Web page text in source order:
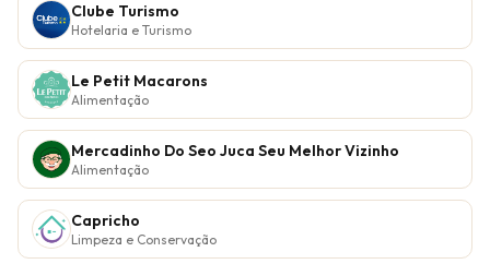
Clube Turismo
Hotelaria e Turismo
Le Petit Macarons
Alimentação
Mercadinho Do Seo Juca Seu Melhor Vizinho
Alimentação
Capricho
Limpeza e Conservação